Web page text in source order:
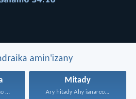
amin'izany
Jehovah Andriamanitrao no ao...
Mitady
Ary hitady Ahy ianareo...